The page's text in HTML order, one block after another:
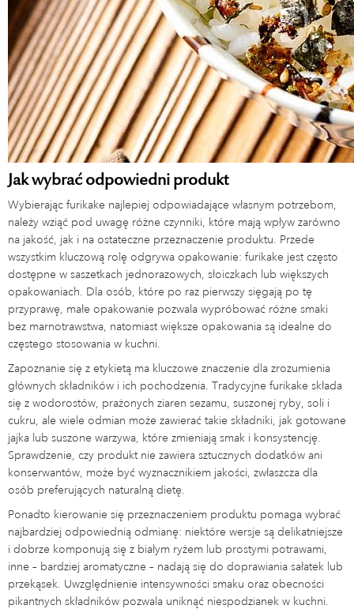
Jak wybrać odpowiedni produkt
Wybierając furikake najlepiej odpowiadające własnym potrzebom,
należy wziąć pod uwagę różne czynniki, które mają wpływ zarówno
na jakość, jak i na ostateczne przeznaczenie produktu. Przede
wszystkim kluczową rolę odgrywa opakowanie: furikake jest często
dostępne w saszetkach jednorazowych, słoiczkach lub większych
opakowaniach. Dla osób, które po raz pierwszy sięgają po tę
przyprawę, małe opakowanie pozwala wypróbować różne smaki
bez marnotrawstwa, natomiast większe opakowania są idealne do
częstego stosowania w kuchni.
Zapoznanie się z etykietą ma kluczowe znaczenie dla zrozumienia
głównych składników i ich pochodzenia. Tradycyjne furikake składa
się z wodorostów, prażonych ziaren sezamu, suszonej ryby, soli i
cukru, ale wiele odmian może zawierać takie składniki, jak gotowane
jajka lub suszone warzywa, które zmieniają smak i konsystencję.
Sprawdzenie, czy produkt nie zawiera sztucznych dodatków ani
konserwantów, może być wyznacznikiem jakości, zwłaszcza dla
osób preferujących naturalną dietę.
Ponadto kierowanie się przeznaczeniem produktu pomaga wybrać
najbardziej odpowiednią odmianę: niektóre wersje są delikatniejsze
i dobrze komponują się z białym ryżem lub prostymi potrawami,
inne – bardziej aromatyczne – nadają się do doprawiania sałatek lub
przekąsek. Uwzględnienie intensywności smaku oraz obecności
pikantnych składników pozwala uniknąć niespodzianek w kuchni.